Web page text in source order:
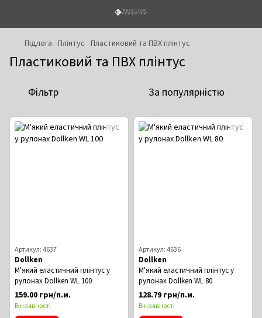
Підлога Плінтус Пластиковий та ПВХ плінтус
Пластиковий та ПВХ плінтус
Фільтр За популярністю
Артикул: 4637
Dollken
М'який еластичний плінтус у
рулонах Dollken WL 100
159.00 грн/п.м.
В наявності
Артикул: 4636
Dollken
М'який еластичний плінтус у
рулонах Dollken WL 80
128.79 грн/п.м.
В наявності